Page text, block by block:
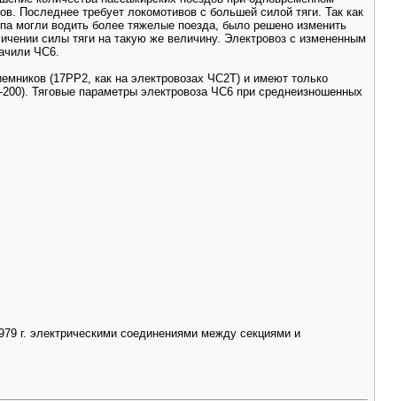
Последнее требует локомотивов с большей силой тяги. Так как
могли водить более тяжелые поезда, было решено изменить
силы тяги на такую же величину. Электровоз с измененным
ЧС6.
(17РР2, как на электровозах ЧС2Т) и имеют только
Тяговые параметры электровоза ЧС6 при среднеизношенных
г. электрическими соединениями между секциями и